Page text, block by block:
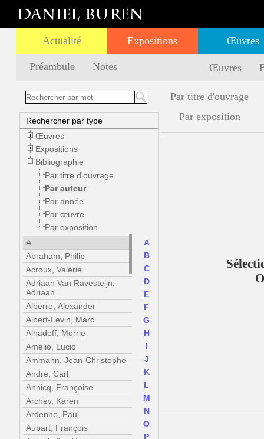
Actualité Expositions Œuvres
Préambule Notes Œuvres
Rechercher par type
Œuvres
Expositions
Bibliographie
Par titre d'ouvrage
Par auteur
Par année
Par œuvre
Par exposition
A
Abraham, Philip
Acroux, Valérie
Adriaan Van Ravesteijn,
Adriaan
Alberro, Alexander
Albert-Levin, Marc
Alhadeff, Morrie
Amelio, Lucio
Ammann, Jean-Christophe
Andre, Carl
Annicq, Françoise
Archey, Karen
Ardenne, Paul
Aubart, François
A
B
C
D
E
F
G
H
I
J
K
L
M
N
O
P
Par titre d'ouvrage
Par exposition